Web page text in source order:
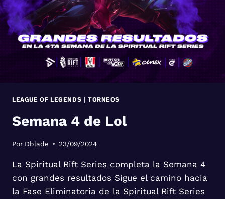
LEAGUE OF LEGENDS | TORNEOS
Semana 4 de Lol
Por Dblade 23/09/2024
La Spiritual Rift Series completa la Semana 4
con grandes resultados Sigue el camino hacia
la Fase Eliminatoria de la Spiritual Rift Series